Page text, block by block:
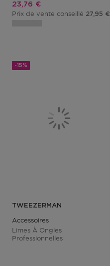
Prix promotionnel
23,76 €
Prix de vente conseillé 27,95 €
-15%
TWEEZERMAN
Accessoires
Limes À Ongles
Professionnelles